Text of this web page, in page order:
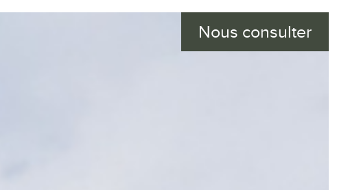
Nous consulter